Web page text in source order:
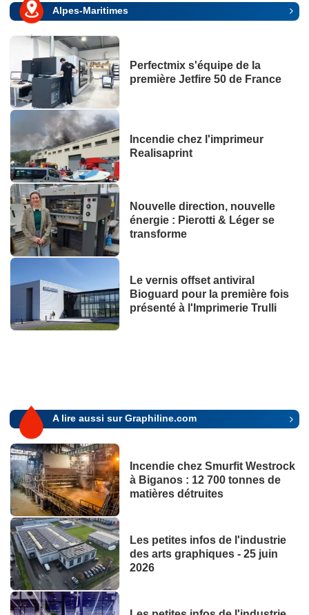
Alpes-Maritimes
Perfectmix s'équipe de la
première Jetfire 50 de France
Incendie chez l'imprimeur
Realisaprint
Nouvelle direction, nouvelle
énergie : Pierotti & Léger se
transforme
Le vernis offset antiviral
Bioguard pour la première fois
présenté à l'Imprimerie Trulli
A lire aussi sur Graphiline.com
Incendie chez Smurfit Westrock
à Biganos : 12 700 tonnes de
matières détruites
Les petites infos de l'industrie
des arts graphiques - 25 juin
2026